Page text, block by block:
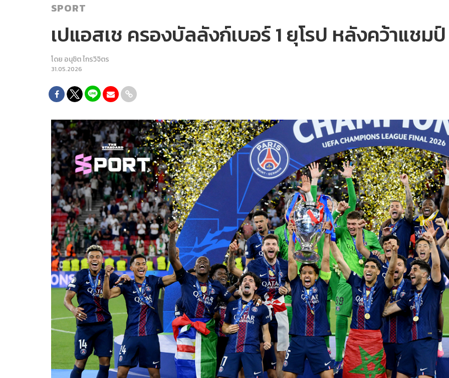
SPORT
เปแอสเช ครองบัลลังก์เบอร์ 1 ยุโรป หลังคว้าแชม
โดย อนุชิต ไกรวิจิตร
31.05.2026